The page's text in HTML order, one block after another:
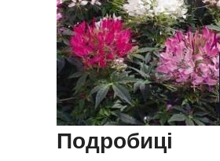
Подробиці